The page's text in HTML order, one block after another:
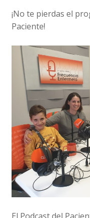
¡No te pierdas el
Paciente!